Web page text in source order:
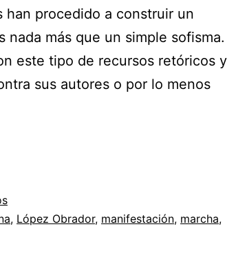
han procedido a construir un
nada más que un simple sofisma.
este tipo de recursos retóricos y
sus autores o por lo menos
, López Obrador, manifestación, marcha,